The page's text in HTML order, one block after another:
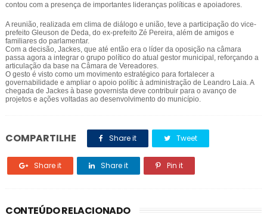
contou com a presença de importantes lideranças políticas e apoiadores.
A reunião, realizada em clima de diálogo e união, teve a participação do vice-
prefeito Gleuson de Deda, do ex-prefeito Zé Pereira, além de amigos e
familiares do parlamentar.
Com a decisão, Jackes, que até então era o líder da oposição na câmara
passa agora a integrar o grupo político do atual gestor municipal, reforçando a
articulação da base na Câmara de Vereadores.
O gesto é visto como um movimento estratégico para fortalecer a
governabilidade e ampliar o apoio polític à administração de Leandro Laia. A
chegada de Jackes à base governista deve contribuir para o avanço de
projetos e ações voltadas ao desenvolvimento do município.
COMPARTILHE Share it Tweet
Share it Share it Pin it
CONTEÚDO RELACIONADO